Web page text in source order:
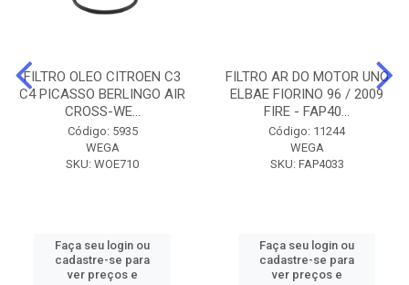
FILTRO OLEO CITROEN C3
C4 PICASSO BERLINGO AIR
CROSS-WE...
Código: 5935
WEGA
SKU: WOE710
Faça seu login ou
cadastre-se para
ver preços e
FILTRO AR DO MOTOR UNO
ELBAE FIORINO 96 / 2009
FIRE - FAP40...
Código: 11244
WEGA
SKU: FAP4033
Faça seu login ou
cadastre-se para
ver preços e